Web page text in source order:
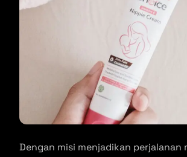
Dengan misi menjadikan perjalanan